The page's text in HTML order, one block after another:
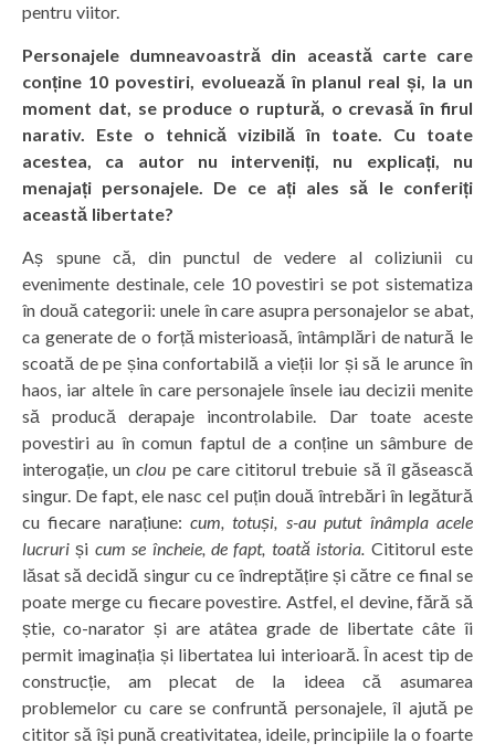
pentru viitor.
Personajele dumneavoastră din această carte care
conține 10 povestiri, evoluează în planul real și, la un
moment dat, se produce o ruptură, o crevasă în firul
narativ. Este o tehnică vizibilă în toate. Cu toate
acestea, ca autor nu interveniți, nu explicați, nu
menajați personajele. De ce ați ales să le conferiți
această libertate?
Aș spune că, din punctul de vedere al coliziunii cu
evenimente destinale, cele 10 povestiri se pot sistematiza
în două categorii: unele în care asupra personajelor se abat,
ca generate de o forță misterioasă, întâmplări de natură le
scoată de pe șina confortabilă a vieții lor și să le arunce în
haos, iar altele în care personajele însele iau decizii menite
să producă derapaje incontrolabile. Dar toate aceste
povestiri au în comun faptul de a conține un sâmbure de
interogație, unclou pe care cititorul trebuie să îl găsească
singur. De fapt, ele nasc cel puțin două întrebări în legătură
cu fiecare narațiune:cum, totuși, s-au putut înâmpla acele
lucruriși cum se încheie, de fapt, toată istoria. Cititorul este
lăsat să decidă singur cu ce îndreptățire și către ce final se
poate merge cu fiecare povestire. Astfel, el devine, fără să
știe, co-narator și are atâtea grade de libertate câte îi
permit imaginația și libertatea lui interioară. În acest tip de
construcție, am plecat de la ideea că asumarea
problemelor cu care se confruntă personajele, îl ajută pe
cititor să își pună creativitatea, ideile, principiile la o foarte